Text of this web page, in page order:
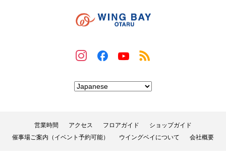
営業時間 アクセス フロアガイド
ショップガイド
催事場ご案内（イベント予約可能）
ウイングベイについて 会社概要